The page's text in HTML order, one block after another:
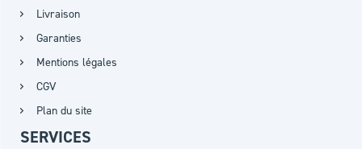
Livraison
Garanties
Mentions légales
CGV
Plan du site
SERVICES